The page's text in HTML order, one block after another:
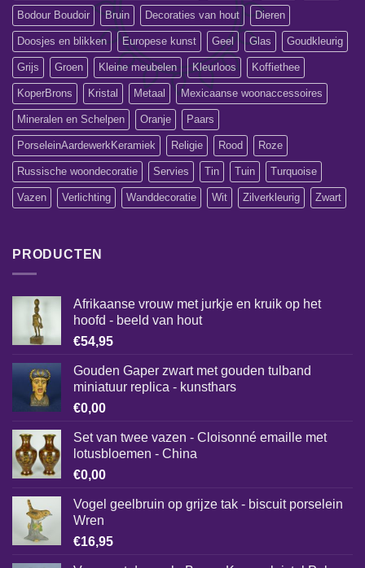
Bodour Boudoir Bruin Decoraties van hout Dieren
Doosjes en blikken Europese kunst Geel Glas Goudkleurig
Grijs Groen Kleine meubelen Kleurloos Koffiethee
KoperBrons Kristal Metaal Mexicaanse woonaccessoires
Mineralen en Schelpen Oranje Paars
PorseleinAardewerkKeramiek Religie Rood Roze
Russische woondecoratie Servies Tin Tuin Turquoise
Vazen Verlichting Wanddecoratie Wit Zilverkleurig Zwart
PRODUCTEN
Afrikaanse vrouw met jurkje en kruik op het
hoofd - beeld van hout
€54,95
Gouden Gaper zwart met gouden tulband
miniatuur replica - kunsthars
€0,00
Set van twee vazen - Cloisonné emaille met
lotusbloemen - China
€0,00
Vogel geelbruin op grijze tak - biscuit porselein
Wren
€16,95